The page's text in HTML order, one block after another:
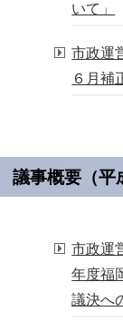
いて」
市政運
６月補
議事概要（平
市政運
年度福
議決へ